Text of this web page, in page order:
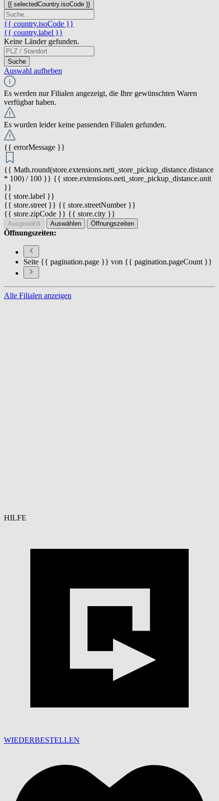
{{ selectedCountry.isoCode }}
{{ country.isoCode }}
{{ country.label }}
Keine Länder gefunden.
Suche
Auswahl aufheben
Es werden nur Filialen angezeigt, die Ihre gewünschten Waren
verfügbar haben.
Es wurden leider keine passenden Filialen gefunden.
{{ errorMessage }}
{{ Math.round(store.extensions.neti_store_pickup_distance.distance
* 100) / 100 }} {{ store.extensions.neti_store_pickup_distance.unit
}}
{{ store.label }}
{{ store.street }} {{ store.streetNumber }}
{{ store.zipCode }} {{ store.city }}
Ausgewählt Auswählen Öffnungszeiten
Öffnungszeiten:
Seite {{ pagination.page }} von {{ pagination.pageCount }}
Alle Filialen anzeigen
HILFE
WIEDERBESTELLEN